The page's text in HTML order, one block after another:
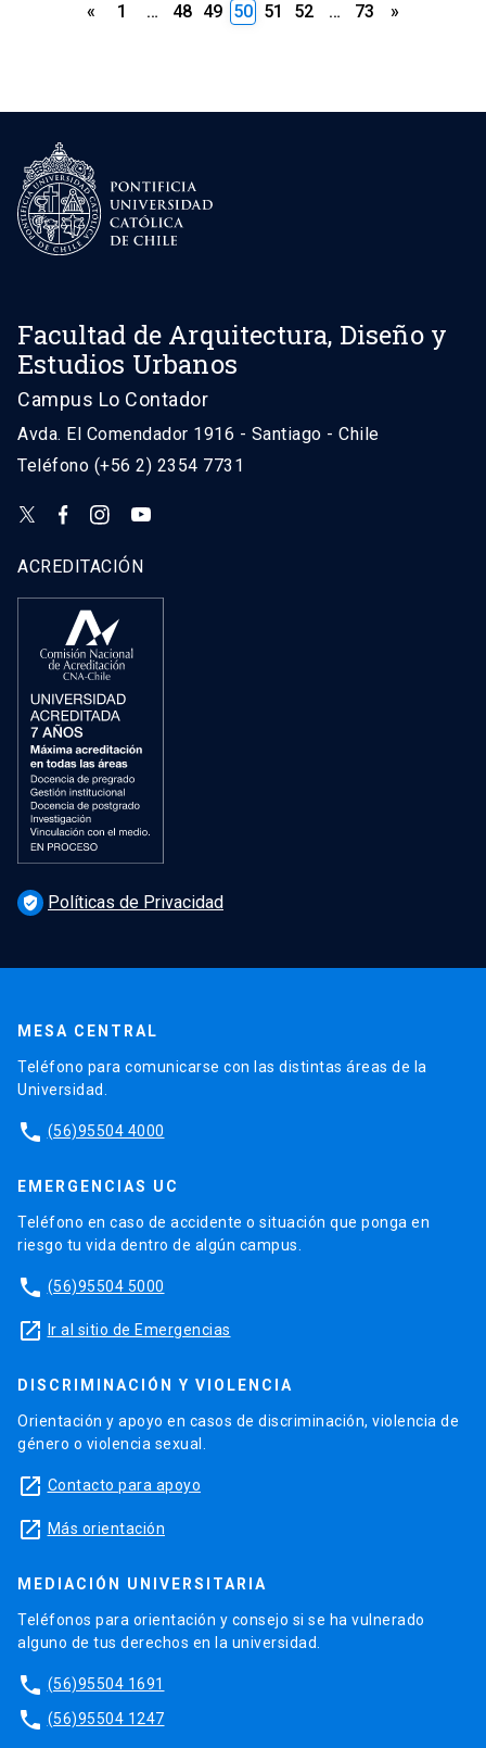
Paginación
« 1 … 48 49 50 51 52 … 73 »
Facultad de Arquitectura, Diseño y
Estudios Urbanos
Campus Lo Contador
Avda. El Comendador 1916 - Santiago - Chile
Teléfono (+56 2) 2354 7731
ACREDITACIÓN
verified_user Políticas de Privacidad
MESA CENTRAL
Teléfono para comunicarse con las distintas áreas de la
Universidad.
phone (56)95504 4000
EMERGENCIAS UC
Teléfono en caso de accidente o situación que ponga en
riesgo tu vida dentro de algún campus.
phone (56)95504 5000
launch Ir al sitio de Emergencias
DISCRIMINACIÓN Y VIOLENCIA
Orientación y apoyo en casos de discriminación, violencia de
género o violencia sexual.
launch Contacto para apoyo
launch Más orientación
MEDIACIÓN UNIVERSITARIA
Teléfonos para orientación y consejo si se ha vulnerado
alguno de tus derechos en la universidad.
phone (56)95504 1691
phone (56)95504 1247